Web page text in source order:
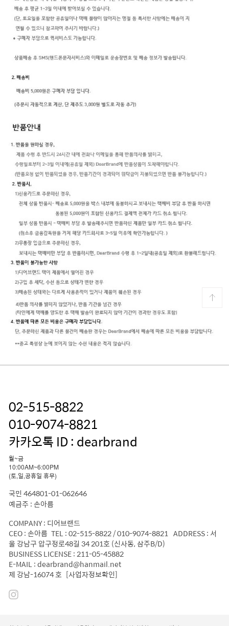
02-515-8822
010-9074-8821
카카오톡 ID : dearbrand
월~금
10:00AM~6:00PM
(토,일,공휴일 휴무)
국민 464801-01-062646
예금주 : 손아름
COMPANY : 디어브랜드
CEO : 손아름 TEL : 02-515-8822 / 010-9074-8821 ADDRESS : 서
울 강남구 압구정로48길 34 201호 (신사동, 삼주B/D)
BUSINESS LICENSE : 211-05-45882
E-MAIL : dearbrand@hanmail.net
제 강남-16074 호 [사업자정보확인]